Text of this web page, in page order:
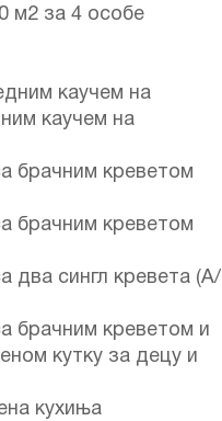
м2 за 4 особе
каучем на
каучем на
брачним креветом
брачним креветом
два сингл кревета (А/
брачним креветом и
кутку за децу и
кухиња